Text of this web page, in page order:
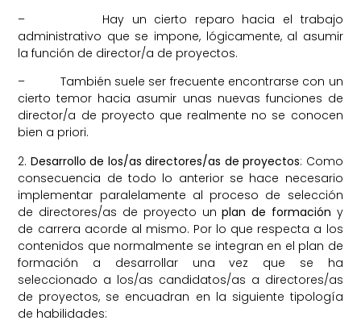
– Hay un cierto reparo hacia el trabajo
administrativo que se impone, lógicamente, al asumir
la función de director/a de proyectos.
– También suele ser frecuente encontrarse con un
cierto temor hacia asumir unas nuevas funciones de
director/a de proyecto que realmente no se conocen
bien a priori.
2. Desarrollo de los/as directores/as de proyectos: Como
consecuencia de todo lo anterior se hace necesario
implementar paralelamente al proceso de selección
de directores/as de proyecto unplan de formación y
de carrera acorde al mismo. Por lo que respecta a los
contenidos que normalmente se integran en el plan de
formación a desarrollar una vez que se ha
seleccionado a los/as candidatos/as a directores/as
de proyectos, se encuadran en la siguiente tipología
de habilidades: